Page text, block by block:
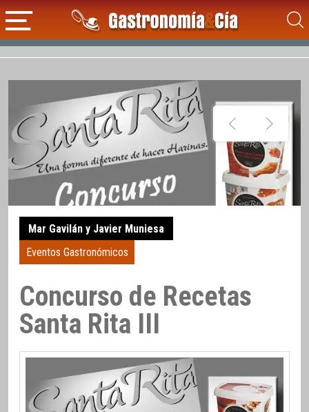
Mar Gavilán y Javier Muniesa
Eventos Gastronómicos
Concurso de Recetas
Santa Rita III